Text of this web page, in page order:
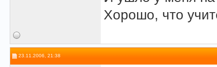
Хорошо, что
23.11.2006, 21:38